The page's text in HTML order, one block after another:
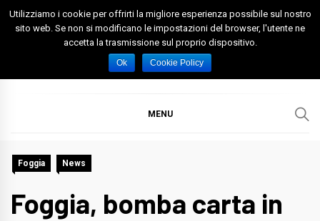
Skip
Spazio Foggia
Foggia News Calcio Eventi e Attività nella Capitanata
MENU
Foggia News
Foggia, bomba carta in
Utilizziamo i cookie per offrirti la migliore esperienza possibile sul nostro
sito web. Se non si modificano le impostazioni del browser, l'utente ne
accetta la trasmissione sul proprio dispositivo.
Ok Cookie Policy